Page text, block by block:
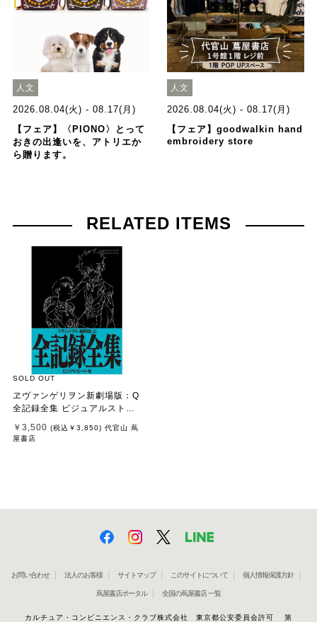
人文
2026.08.04(火) - 08.17(月)
【フェア】〈PIONO〉とって
おきの出逢いを、アトリエか
ら贈ります。
人文
2026.08.04(火) - 08.17(月)
【フェア】goodwalkin hand
embroidery store
RELATED ITEMS
SOLD OUT
ヱヴァンゲリヲン新劇場版：Q
全記録全集 ビジュアルストー
￥3,500 (税込 ￥3,850) 代官山 蔦
屋書店
お問い合わせ 法人のお客様 サイトマップ このサイトについて 個人情報保護方針
蔦屋書店ポータル 全国の蔦屋書店 一覧
カルチュア・コンビニエンス・クラブ株式会社 東京都公安委員会許可 第